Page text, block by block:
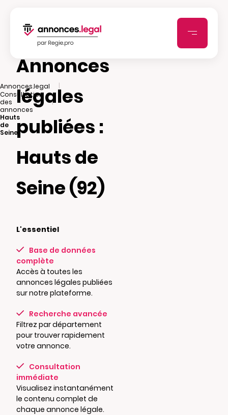
Annonces.legal
|
Consultation
des
annonces
|
Hauts
de
Seine
Annonces
légales
publiées :
Hauts de
Seine (92)
L'essentiel
Base de données
complète
Accès à toutes les
annonces légales publiées
sur notre plateforme.
Recherche avancée
Filtrez par département
pour trouver rapidement
votre annonce.
Consultation
immédiate
Visualisez instantanément
le contenu complet de
chaque annonce légale.